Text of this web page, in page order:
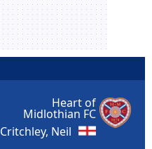
Heart of
Midlothian FC
Critchley, Neil